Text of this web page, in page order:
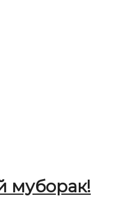
муборак!